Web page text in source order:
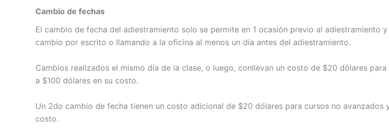
Cambio de fechas
El cambio de fecha del adiestramiento solo se permite en 1 ocasión previo al
cambio por escrito o llamando a la oficina al menos un día antes del adiestramiento.
Cambios realizados el mismo día de la clase, o luego, conllevan un costo de $20 dólares
a $100 dólares en su costo.
Un 2do cambio de fecha tienen un costo adicional de $20 dólares para cursos no
costo.